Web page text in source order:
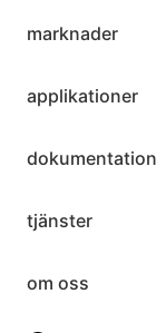
marknader
applikationer
dokumentation
tjänster
om oss